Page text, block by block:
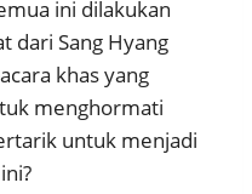
ini dilakukan
dari Sang Hyang
khas yang
menghormati
untuk menjadi